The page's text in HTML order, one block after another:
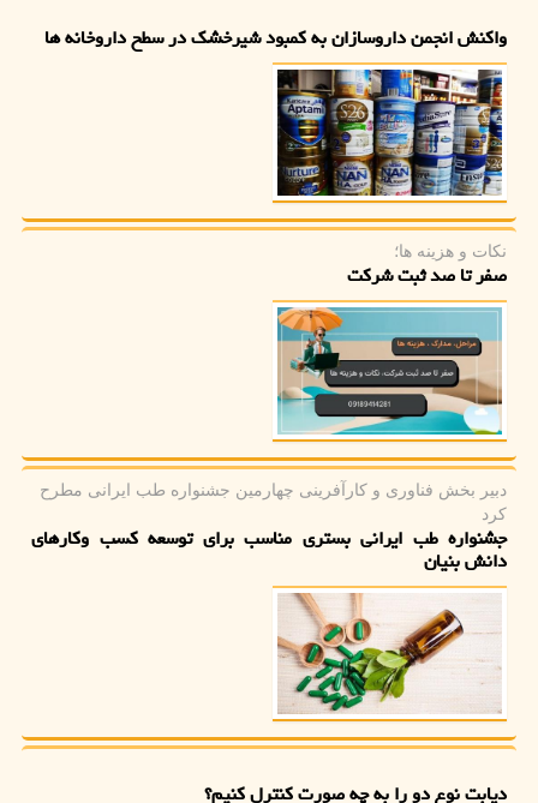
واکنش انجمن داروسازان به کمبود شیرخشک در سطح داروخانه ها
نکات و هزینه ها؛
صفر تا صد ثبت شرکت
دبیر بخش فناوری و كارآفرینی چهارمین جشنواره طب ایرانی مطرح
كرد
جشنواره طب ایرانی بستری مناسب برای توسعه کسب وکارهای
دانش بنیان
دیابت نوع دو را به چه صورت کنترل کنیم؟